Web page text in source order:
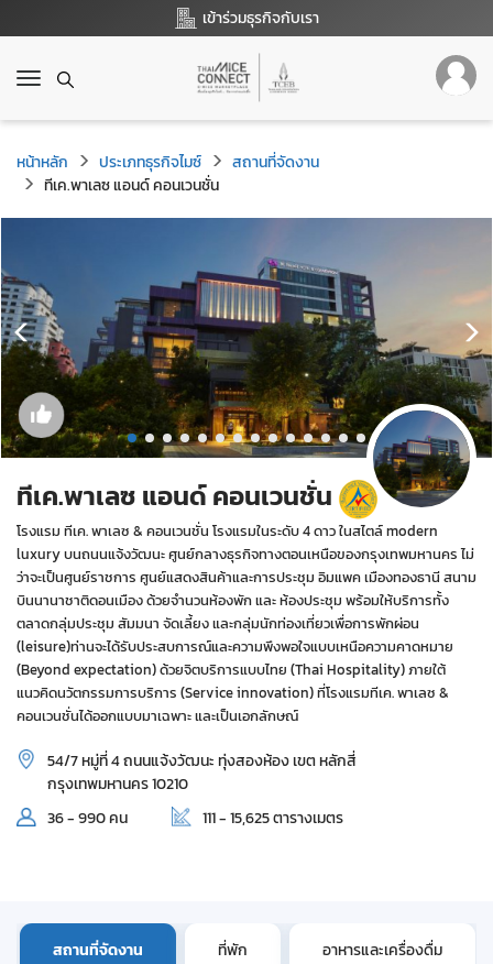
เข้าร่วมธุรกิจกับเรา
T
g
g
l
e
n
i
g
a
t
o
n
หน้าหลัก ประเภทธุรกิจไมซ์
สถานที่จัดงาน
ทีเค.พาเลซ แอนด์ คอนเวนชั่น
ทีเค.พาเลซ แอนด์ คอนเวนชั่น
โรงแรม ทีเค. พาเลซ & คอนเวนชั่น โรงแรมในระดับ 4 ดาว ในสไตล์ modern
luxury บนถนนแจ้งวัฒนะ ศูนย์กลางธุรกิจทางตอนเหนือของกรุงเทพมหานคร ไม่
ว่าจะเป็นศูนย์ราชการ ศูนย์แสดงสินค้าและการประชุม อิมแพค เมืองทองธานี สนาม
บินนานาชาติดอนเมือง ด้วยจำนวนห้องพัก และ ห้องประชุม พร้อมให้บริการทั้ง
ตลาดกลุ่มประชุม สัมมนา จัดเลี้ยง และกลุ่มนักท่องเที่ยวเพื่อการพักผ่อน
(leisure)ท่านจะได้รับประสบการณ์และความพึงพอใจแบบเหนือความคาดหมาย
(Beyond expectation) ด้วยจิตบริการแบบไทย (Thai Hospitality) ภายใต้
แนวคิดนวัตกรรมการบริการ (Service innovation) ที่โรงแรมทีเค. พาเลซ &
คอนเวนชั่นได้ออกแบบมาเฉพาะ และเป็นเอกลักษณ์
54/7 หมู่ที่ 4 ถนนแจ้งวัฒนะ ทุ่งสองห้อง เขต หลักสี่
กรุงเทพมหานคร 10210
36 - 990 คน
111 - 15,625 ตารางเมตร
สถานที่จัดงาน ที่พัก อาหารและเครื่องดื่ม